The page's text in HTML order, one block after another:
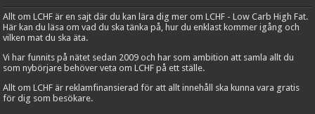
Allt om LCHF är en sajt där du kan lära dig mer om LCHF - Low Carb High Fat.
Här kan du läsa om vad du ska tänka på, hur du enklast kommer igång och
vilken mat du ska äta.
Vi har funnits på nätet sedan 2009 och har som ambition att samla allt du
som nybörjare behöver veta om LCHF på ett ställe.
Allt om LCHF är reklamfinansierad för att allt innehåll ska kunna vara gratis
för dig som besökare.